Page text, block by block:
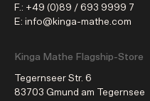
F.: +49 (0)89 / 693 9999 7
E: info@kinga-mathe.com
Kinga Mathe Flagship-Store
Tegernseer Str. 6
83703 Gmund am Tegernsee